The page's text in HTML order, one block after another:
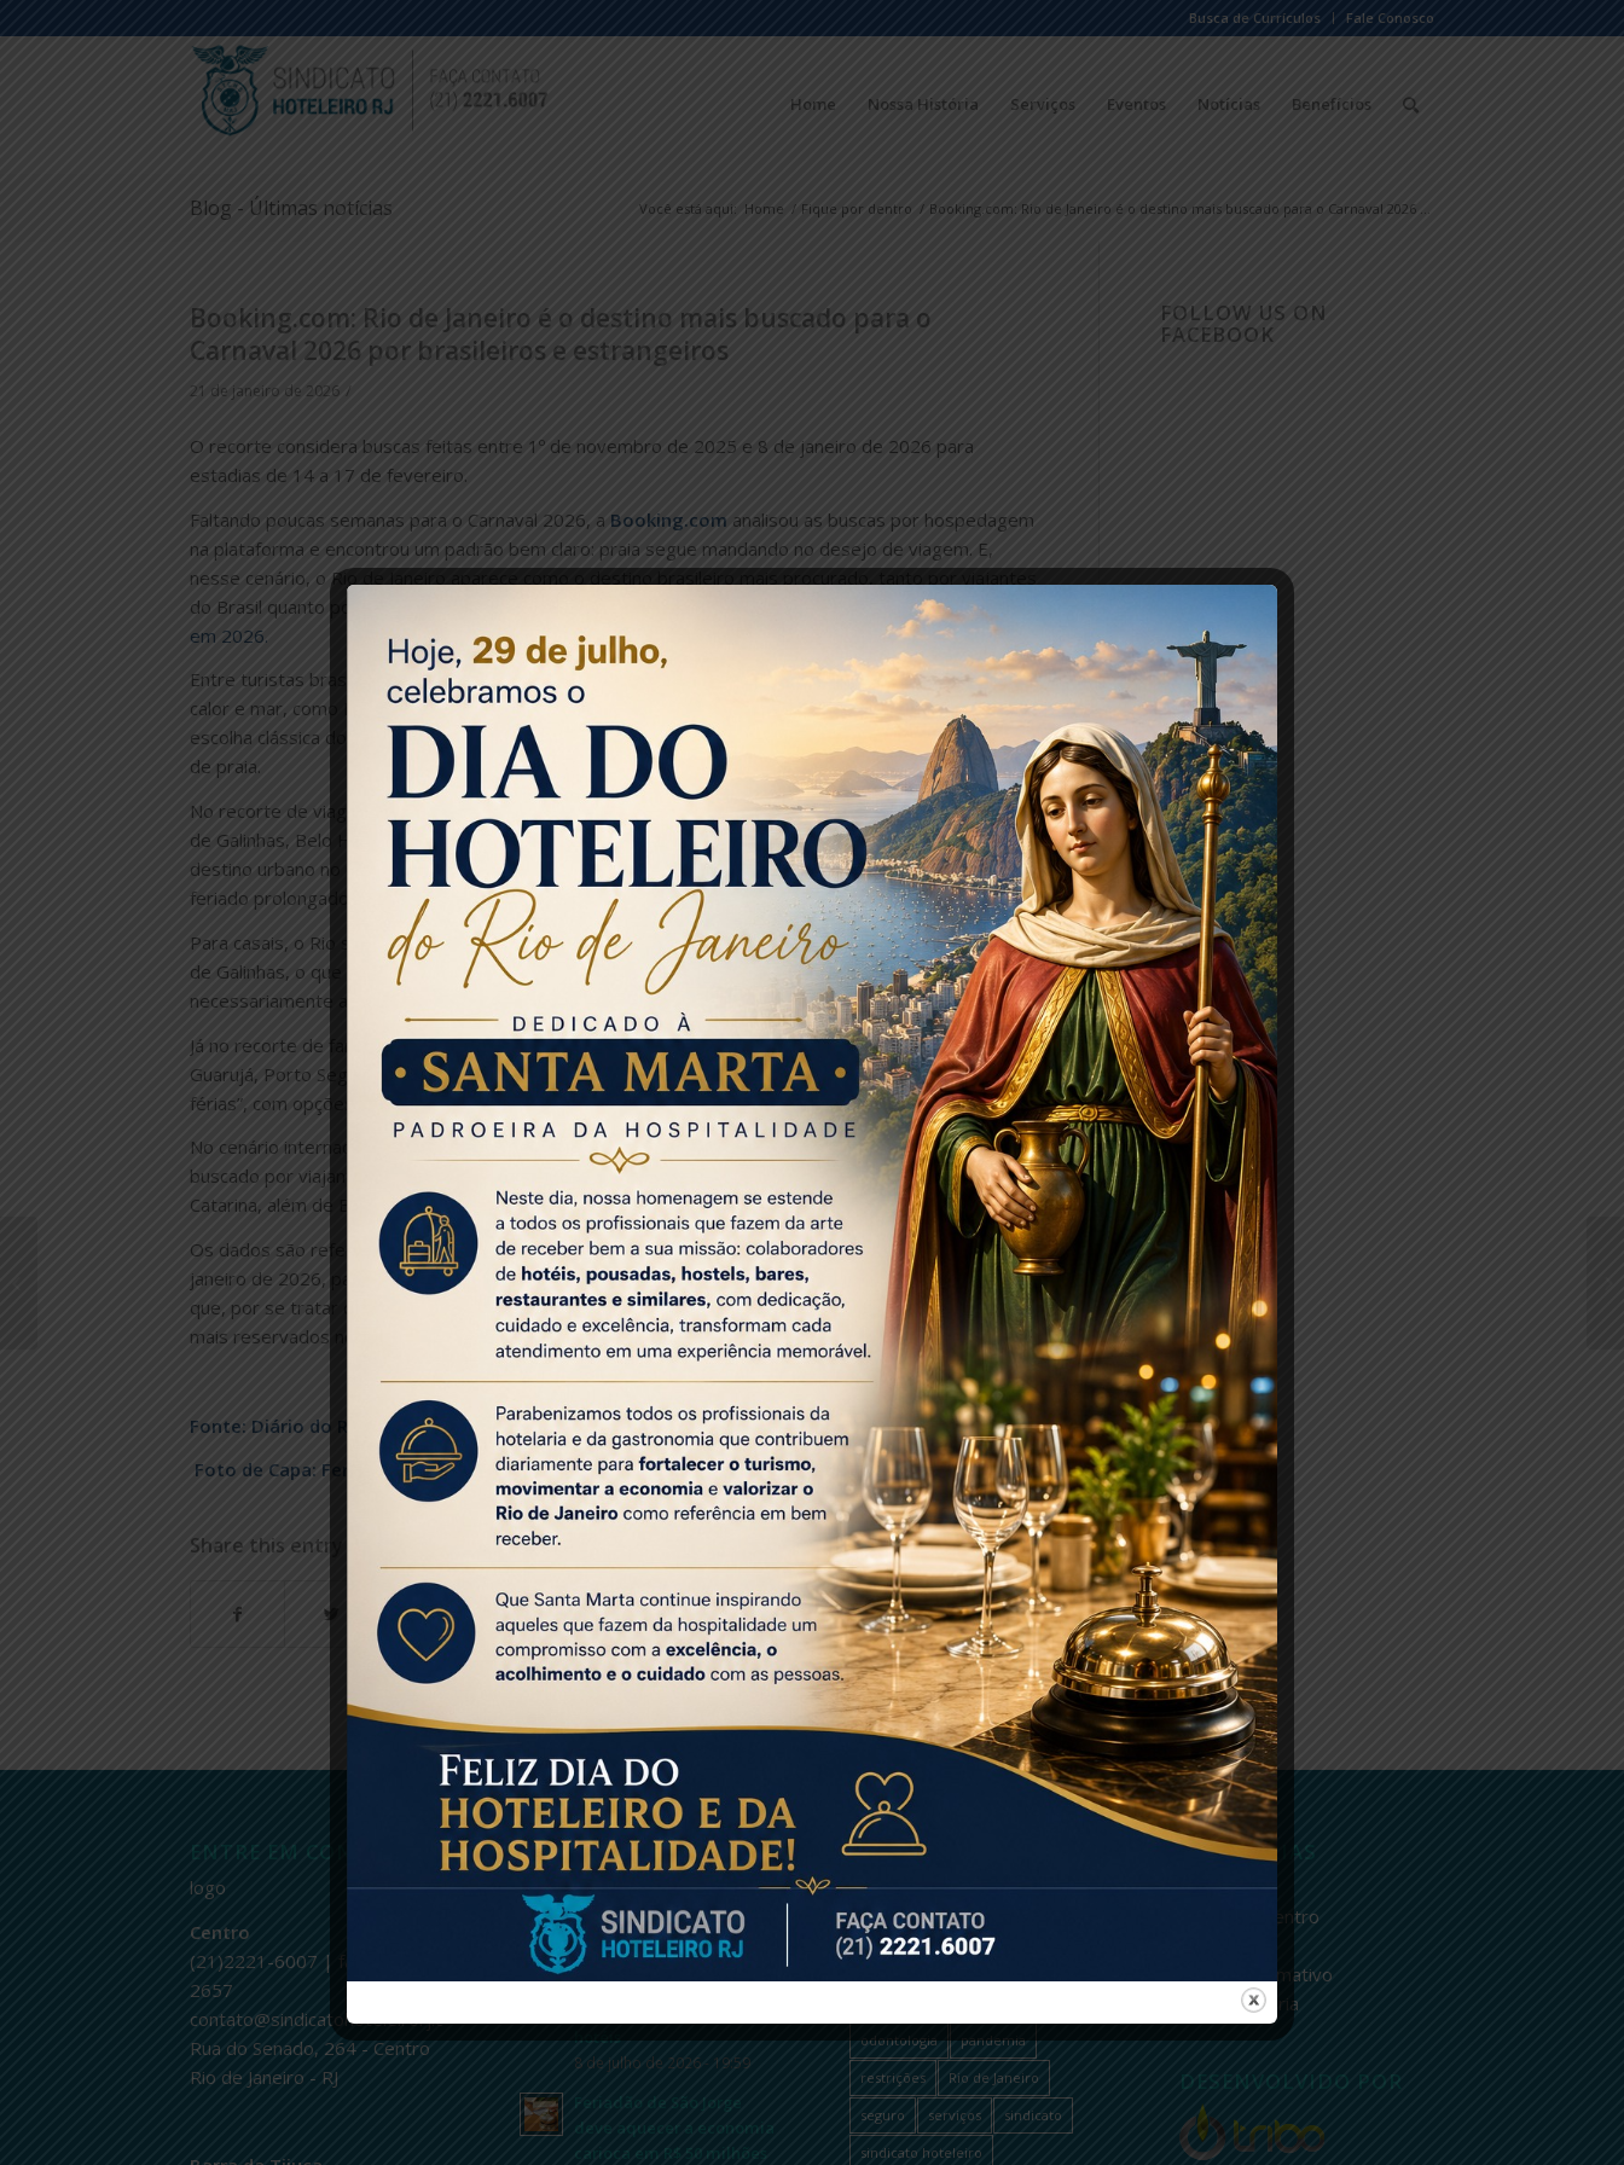
Busca de Currículos Fale Conosco
Home Nossa História Serviços Eventos Notícias Benefícios
Blog - Últimas notícias Você está aqui: Home / Fique por dentro / Booking.com: Rio de Janeiro é o destino mais buscado para o Carnaval 2026 ...
Booking.com: Rio de Janeiro é o destino mais buscado para o
Carnaval 2026 por brasileiros e estrangeiros
21 de janeiro de 2026 /
O recorte considera buscas feitas entre 1º de novembro de 2025 e 8 de janeiro de 2026 para
estadias de 14 a 17 de fevereiro.
Faltando poucas semanas para o Carnaval 2026, a Booking.com analisou as buscas por hospedagem
na plataforma e encontrou um padrão bem claro: praia segue mandando no desejo de viagem. E,
nesse cenário, o Rio de Janeiro aparece como o destino brasileiro mais procurado, tanto por viajantes
do Brasil quanto por quem vem de fora.
Acompanhe a Agenda dos Blocos de Rua no Rio de Janeiro
em 2026.
Entre turistas brasileiros, o ranking traz o Rio de Janeiro no topo, seguido por destinos que misturam
calor e mar, como Porto de Galinhas, Salvador, João Pessoa e Cabo Frio. O retrato reforça aquela
escolha clássica do feriado: lugar com estrutura de hospedagem, possibilidade de festa e um respiro
de praia.
No recorte de viagens em grupo, o Rio de Janeiro também lidera. A lista inclui ainda Cabo Frio, Porto
de Galinhas, Belo Horizonte e Salvador. A presença de Belo Horizonte chama atenção por ser um
destino urbano no meio de tantos litorâneos, sinal de que a folia fora da praia também tem apelo no
feriado prolongado.
Para casais, o Rio segue no primeiro lugar. Depois aparecem Salvador, Maceió, João Pessoa e Porto
de Galinhas, o que indica uma busca por destinos com espaço para descanso e passeio a dois, sem
necessariamente abrir mão do clima de Carnaval.
Já no recorte de famílias brasileiras, o topo muda: Ubatuba lidera, seguida por Porto de Galinhas,
Guarujá, Porto Seguro e Caldas Novas. Aqui a escolha tende a ir para lugares com mais “cara de
férias”, com opções de lazer mais amplas e logística mais previsível para quem viaja com crianças.
No cenário internacional, o Rio de Janeiro aparece mais uma vez como o destino brasileiro mais
buscado por viajantes estrangeiros. O ranking também destaca Florianópolis e Bombinhas, em Santa
Catarina, além de Búzios e São Paulo.
Os dados são referentes a buscas feitas na Booking.com entre 1º de novembro de 2025 e 8 de
janeiro de 2026, para hospedagem no período de 14 a 17 de fevereiro de 2026. A empresa ressalta
que, por se tratar de procura na plataforma, o recorte não representa necessariamente os destinos
mais reservados no período.
Fonte: Diário do Rio
Foto de Capa: Fernando Maia/ Riotur
Share this entry
FOLLOW US ON
FACEBOOK
ENTRE EM CONTATO
logo
Centro
(21)2221-6007 | fax.: 2232-
2657
contato@sindicatohoteleirorj.com.br
Rua do Senado, 264 - Centro
Rio de Janeiro - RJ
ÚLTIMAS NOTÍCIAS
Dia do Hoteleiro do Rio de
Janeiro
29 de julho de 2026 - 15:23
Recuperação tributária
hotéis
8 de julho de 2026 - 19:59
Feriadão de São Jorge
deve aquecer a economia
carioca em R$ 50 milhões
TAGS
atendimento coronavírus
covid-19 departamento médico
desemprego
odontologia pandemia
restrições Rio de Janeiro
seguro serviços sindicato
sindicato hoteleiro
CATEGORIAS
Avisos
Fique por dentro
Nosso informativo
Sem categoria
DESENVOLVIDO POR
Hotéis cinco estrelas
cariocas comemoram